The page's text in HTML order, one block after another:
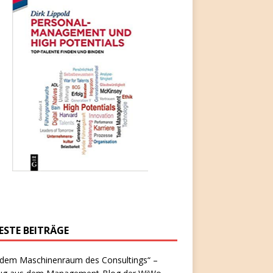
BEITRÄGE
Maschinenraum des Consultings“ –